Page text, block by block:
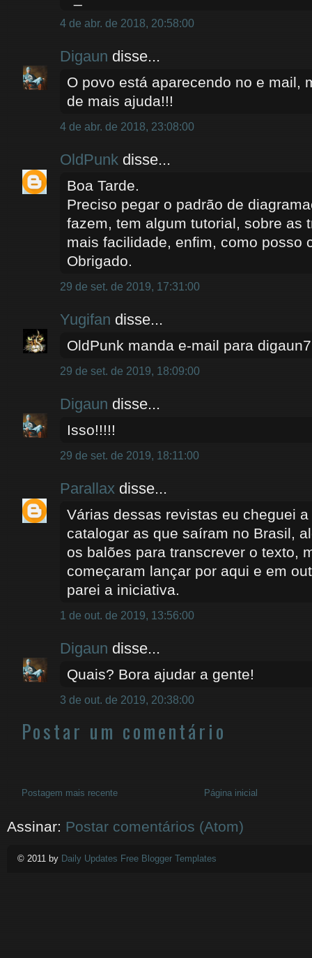
4 de abr. de 2018, 20:58:00
Digaun disse...
O povo está aparecendo no e mail,
de mais ajuda!!!
4 de abr. de 2018, 23:08:00
OldPunk disse...
Boa Tarde.
Preciso pegar o padrão de
fazem, tem algum tutorial, sobre as
mais facilidade, enfim, como posso
Obrigado.
29 de set. de 2019, 17:31:00
Yugifan disse...
OldPunk manda e-mail para
29 de set. de 2019, 18:09:00
Digaun disse...
Isso!!!!!
29 de set. de 2019, 18:11:00
Parallax disse...
Várias dessas revistas eu cheguei
catalogar as que saíram no Brasil,
os balões para transcrever o texto,
começaram lançar por aqui e em
parei a iniciativa.
1 de out. de 2019, 13:56:00
Digaun disse...
Quais? Bora ajudar a gente!
3 de out. de 2019, 20:38:00
Postar um comentário
Postagem mais recente Página inicial
Assinar: Postar comentários (Atom)
© 2011 by Daily Updates Free Blogger Templates